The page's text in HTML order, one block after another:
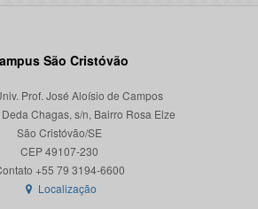
São Cristóvão
Prof. José Aloísio de Campos
Chagas, s/n, Bairro Rosa Elze
São Cristóvão/SE
CEP 49107-230
Localização